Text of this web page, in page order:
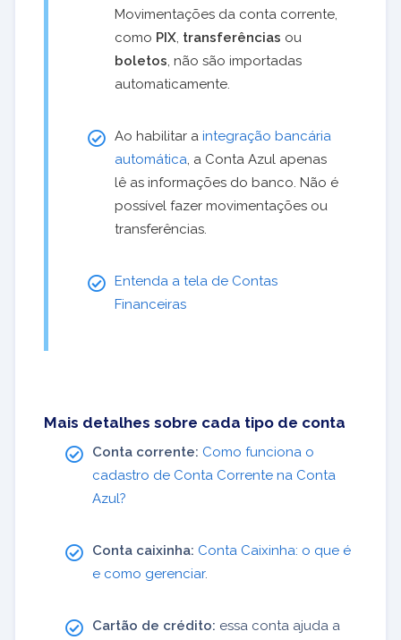
Movimentações da conta corrente,
como PIX, transferências ou
boletos, não são importadas
automaticamente.
Ao habilitar a integração bancária
automática, a Conta Azul apenas
lê as informações do banco. Não é
possível fazer movimentações ou
transferências.
Entenda a tela de Contas
Financeiras
Mais detalhes sobre cada tipo de conta
Conta corrente: Como funciona o
cadastro de Conta Corrente na Conta
Azul?
Conta caixinha: Conta Caixinha: o que é
e como gerenciar.
Cartão de crédito: essa conta ajuda a